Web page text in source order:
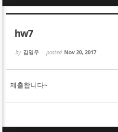
hw7
by 김영우 posted Nov 20, 2017
제출합니다~
Sketchbook5, 스
Sketchbook5,
Sketchbook5, 스
Sketchbook5,